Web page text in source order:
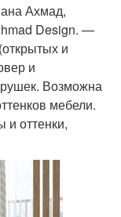
Ахмад,
Design. —
и
и
Возможна
мебели.
и оттенки,